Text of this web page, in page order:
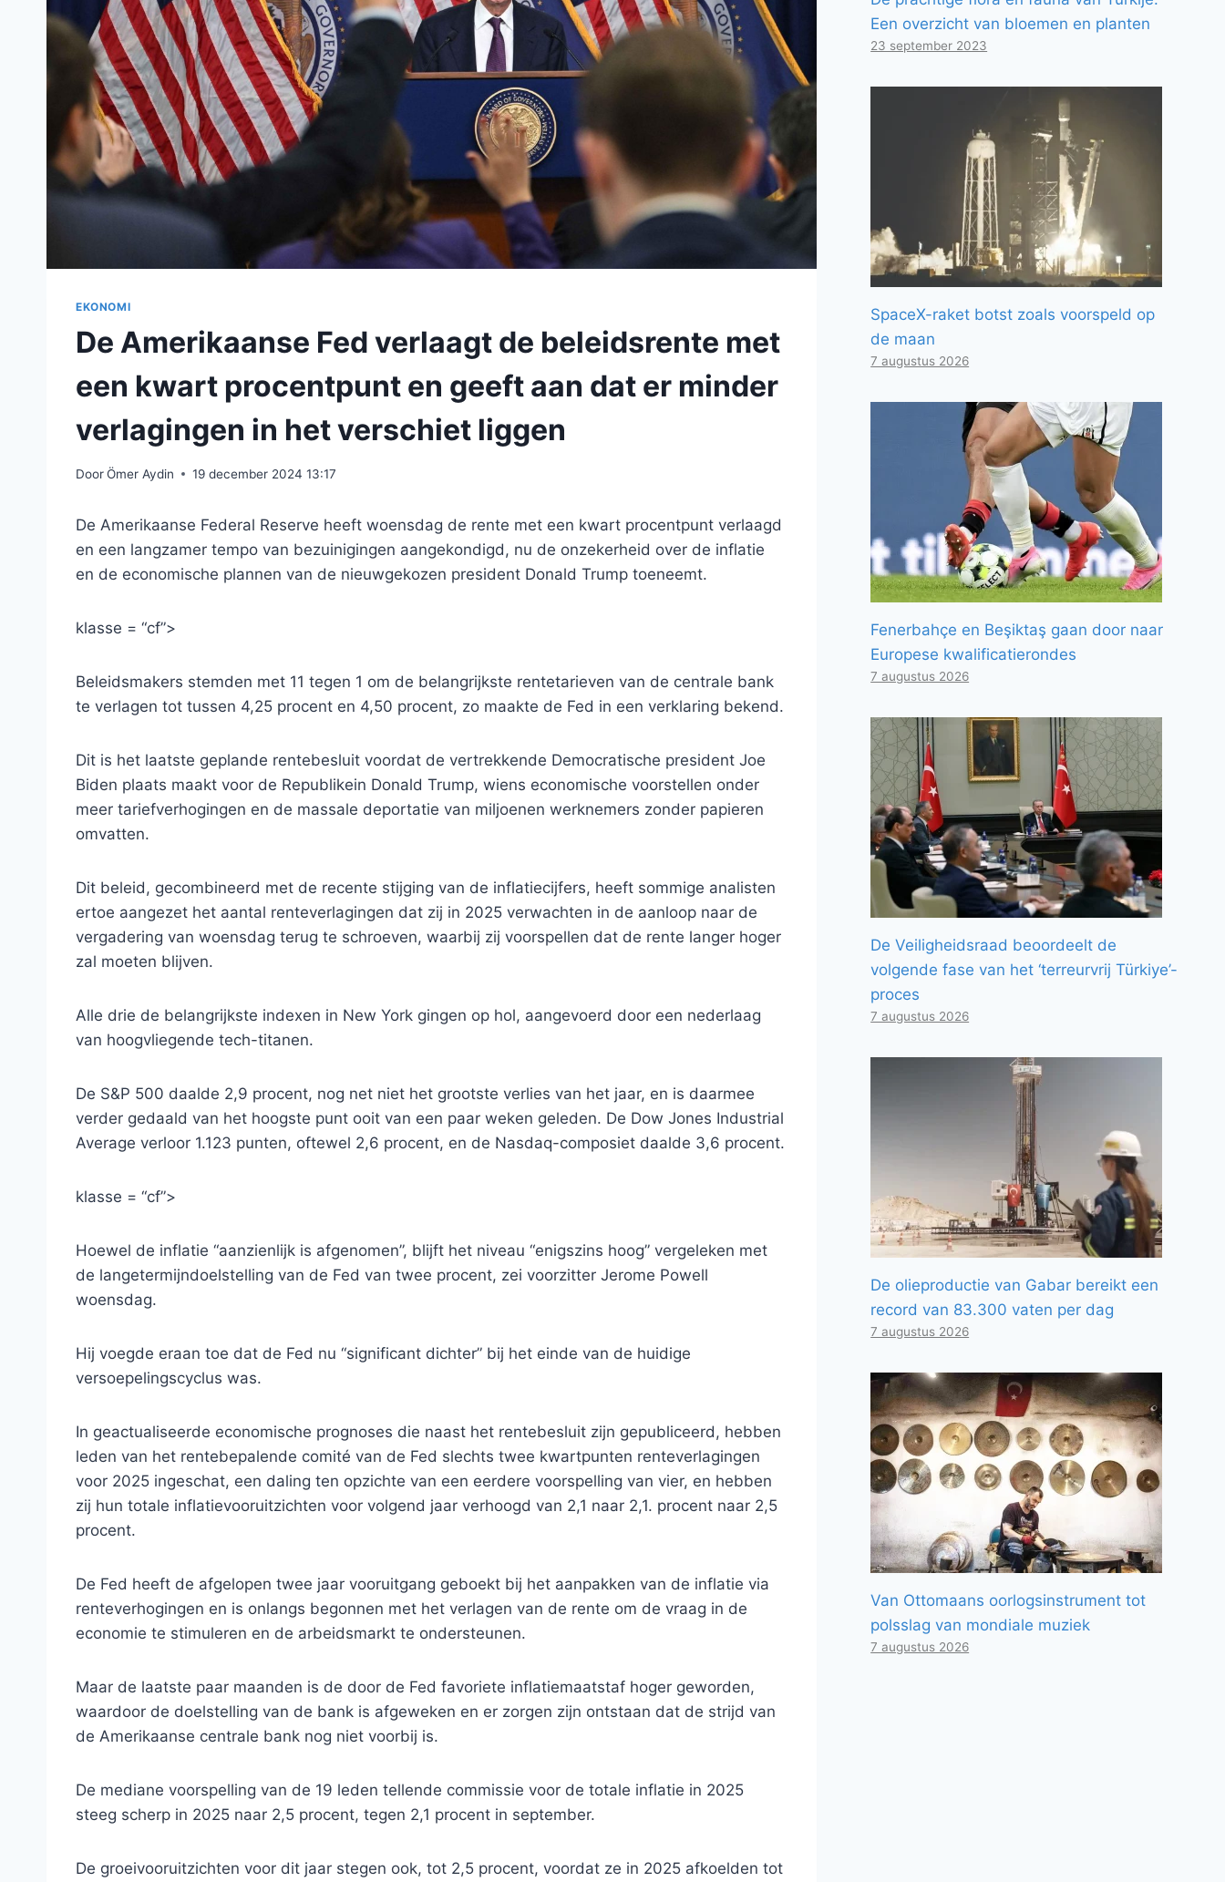
EKONOMI
De Amerikaanse Fed verlaagt de beleidsrente met
een kwart procentpunt en geeft aan dat er minder
verlagingen in het verschiet liggen
DoorÖmer Aydin 19 december 2024 13:17
De Amerikaanse Federal Reserve heeft woensdag de rente met een kwart procentpunt verlaagd
en een langzamer tempo van bezuinigingen aangekondigd, nu de onzekerheid over de inflatie
en de economische plannen van de nieuwgekozen president Donald Trump toeneemt.
klasse = “cf”>
Beleidsmakers stemden met 11 tegen 1 om de belangrijkste rentetarieven van de centrale bank
te verlagen tot tussen 4,25 procent en 4,50 procent, zo maakte de Fed in een verklaring bekend.
Dit is het laatste geplande rentebesluit voordat de vertrekkende Democratische president Joe
Biden plaats maakt voor de Republikein Donald Trump, wiens economische voorstellen onder
meer tariefverhogingen en de massale deportatie van miljoenen werknemers zonder papieren
omvatten.
Dit beleid, gecombineerd met de recente stijging van de inflatiecijfers, heeft sommige analisten
ertoe aangezet het aantal renteverlagingen dat zij in 2025 verwachten in de aanloop naar de
vergadering van woensdag terug te schroeven, waarbij zij voorspellen dat de rente langer hoger
zal moeten blijven.
Alle drie de belangrijkste indexen in New York gingen op hol, aangevoerd door een nederlaag
van hoogvliegende tech-titanen.
De S&P 500 daalde 2,9 procent, nog net niet het grootste verlies van het jaar, en is daarmee
verder gedaald van het hoogste punt ooit van een paar weken geleden. De Dow Jones Industrial
Average verloor 1.123 punten, oftewel 2,6 procent, en de Nasdaq-composiet daalde 3,6 procent.
klasse = “cf”>
Hoewel de inflatie “aanzienlijk is afgenomen”, blijft het niveau “enigszins hoog” vergeleken met
de langetermijndoelstelling van de Fed van twee procent, zei voorzitter Jerome Powell
woensdag.
Hij voegde eraan toe dat de Fed nu “significant dichter” bij het einde van de huidige
versoepelingscyclus was.
In geactualiseerde economische prognoses die naast het rentebesluit zijn gepubliceerd, hebben
leden van het rentebepalende comité van de Fed slechts twee kwartpunten renteverlagingen
voor 2025 ingeschat, een daling ten opzichte van een eerdere voorspelling van vier, en hebben
zij hun totale inflatievooruitzichten voor volgend jaar verhoogd van 2,1 naar 2,1. procent naar 2,5
procent.
De Fed heeft de afgelopen twee jaar vooruitgang geboekt bij het aanpakken van de inflatie via
renteverhogingen en is onlangs begonnen met het verlagen van de rente om de vraag in de
economie te stimuleren en de arbeidsmarkt te ondersteunen.
Maar de laatste paar maanden is de door de Fed favoriete inflatiemaatstaf hoger geworden,
waardoor de doelstelling van de bank is afgeweken en er zorgen zijn ontstaan ​​dat de strijd van
de Amerikaanse centrale bank nog niet voorbij is.
De mediane voorspelling van de 19 leden tellende commissie voor de totale inflatie in 2025
steeg scherp in 2025 naar 2,5 procent, tegen 2,1 procent in september.
De groeivooruitzichten voor dit jaar stegen ook, tot 2,5 procent, voordat ze in 2025 afkoelden tot
Een overzicht van bloemen en planten
23 september 2023
SpaceX-raket botst zoals voorspeld op
de maan
7 augustus 2026
Fenerbahçe en Beşiktaş gaan door naar
Europese kwalificatierondes
7 augustus 2026
De Veiligheidsraad beoordeelt de
volgende fase van het ‘terreurvrij Türkiye’-
proces
7 augustus 2026
De olieproductie van Gabar bereikt een
record van 83.300 vaten per dag
7 augustus 2026
Van Ottomaans oorlogsinstrument tot
polsslag van mondiale muziek
7 augustus 2026